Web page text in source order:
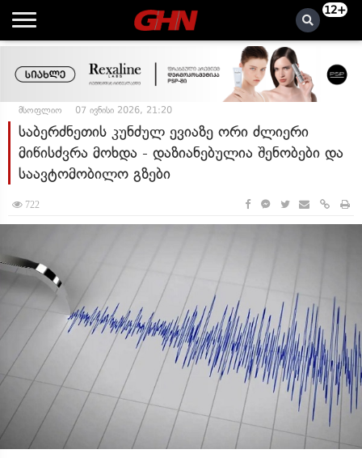
12+
მსოფლიო 07 ივნისი 2026, 21:20
საბერძნეთის კუნძულ ევიაზე ორი ძლიერი
მიწისძვრა მოხდა - დაზიანებულია შენობები და
საავტომობილო გზები
722